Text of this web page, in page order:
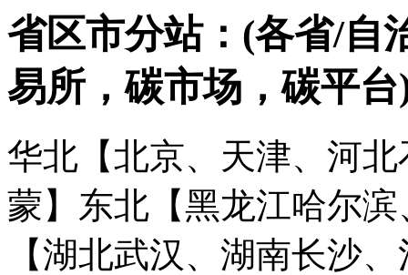
省区市分站：(各省/自
易所，碳市场，碳平台
华北【北京、天津、河
蒙】 东北【黑龙江哈尔
【湖北武汉、湖南长沙